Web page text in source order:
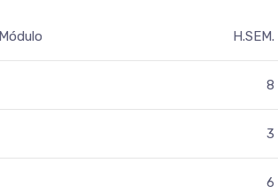
Módulo H.SEM.
8
3
6